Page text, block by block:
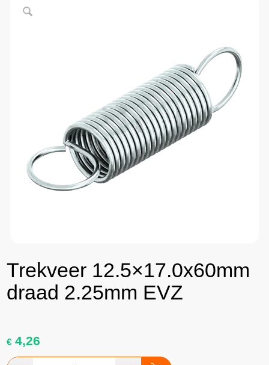
Trekveer 12.5×17.0x60mm
draad 2.25mm EVZ
€ 4,26